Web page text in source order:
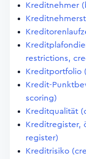
Kreditnehmer
restrictions,
Kreditportfolio
Kredit-
scoring)
Kreditqualität
Kreditregister,
register)
Kreditrisiko